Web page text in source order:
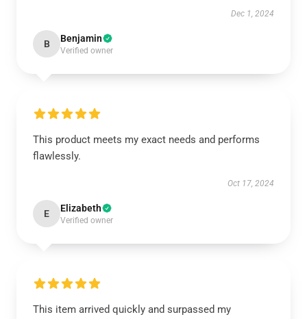
Dec 1, 2024
B Benjamin
Verified owner
This product meets my exact needs and performs
flawlessly.
Oct 17, 2024
E Elizabeth
Verified owner
This item arrived quickly and surpassed my